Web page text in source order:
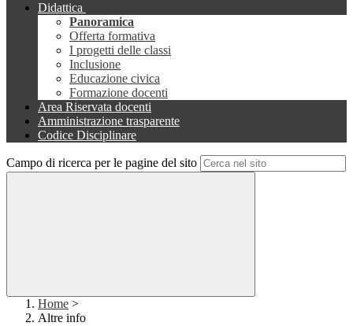
Didattica
Panoramica
Offerta formativa
I progetti delle classi
Inclusione
Educazione civica
Formazione docenti
Area Riservata docenti
Amministrazione trasparente
Codice Disciplinare
Campo di ricerca per le pagine del sito
Home >
Altre info